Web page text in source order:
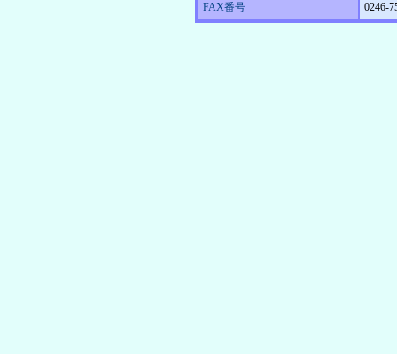
FAX番号 0246-